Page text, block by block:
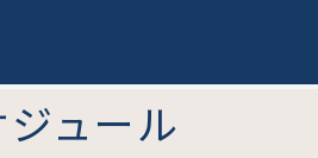
ュール